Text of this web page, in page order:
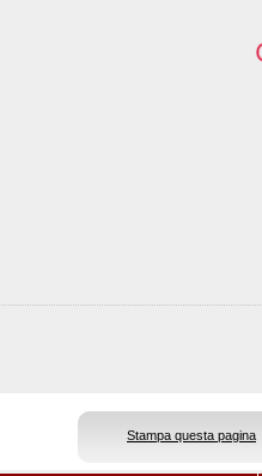
Stampa questa pagina